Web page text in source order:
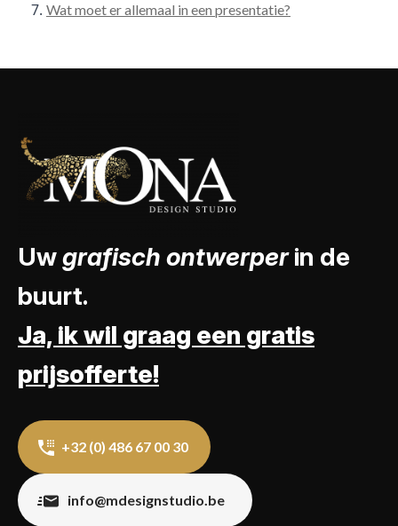
Wat moet er allemaal in een presentatie?
Uwgrafisch ontwerperin de
buurt.
Ja, ik wil graag een gratis
prijsofferte!
+32 (0) 486 67 00 30
info@mdesignstudio.be